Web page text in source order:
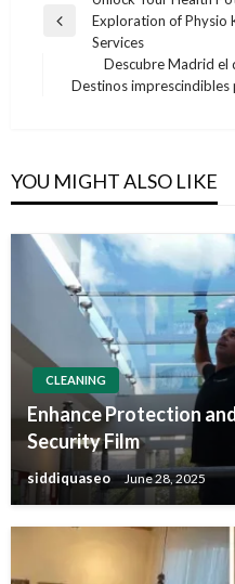
navigation
Previous
Exploration of Physio
Services
Next
Descubre Madrid el
Destinos imprescindibles
YOU MIGHT ALSO LIKE
CLEANING
Enhance Protection
Security Film
siddiquaseo June 28, 2025